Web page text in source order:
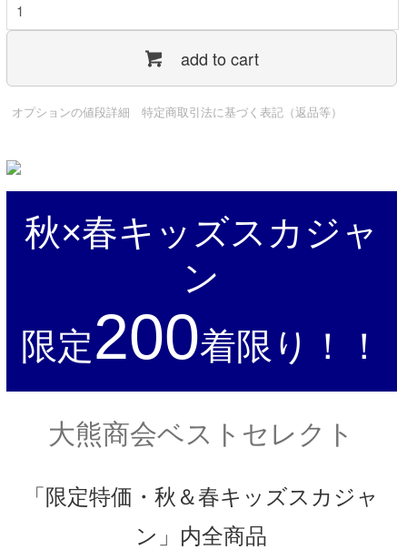
add to cart
オプションの値段詳細 特定商取引法に基づく表記（返品等）
秋×春キッズスカジャ
ン
限定200着限り！！
大熊商会ベストセレクト
「限定特価・秋＆春キッズスカジャ
ン」内全商品